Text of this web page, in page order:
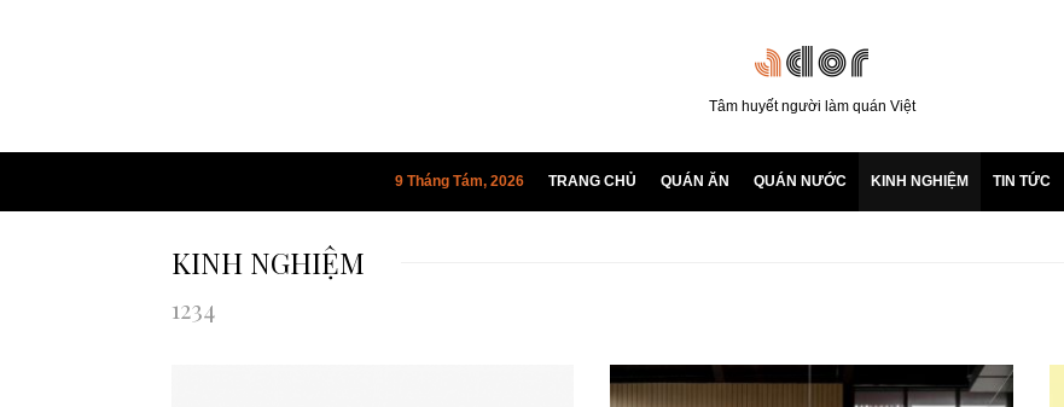
Tâm huyết người làm quán Việt
9 Tháng Tám, 2026 TRANG CHỦ QUÁN ĂN QUÁN NƯỚC KINH NGHIỆM TIN TỨC
KINH NGHIỆM
1234